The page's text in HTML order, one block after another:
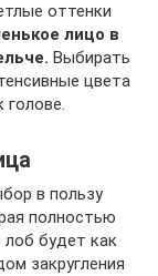
оттенки
лицо в
Выбирать
цвета
голове.
в пользу
полностью
лоб будет как
закругления